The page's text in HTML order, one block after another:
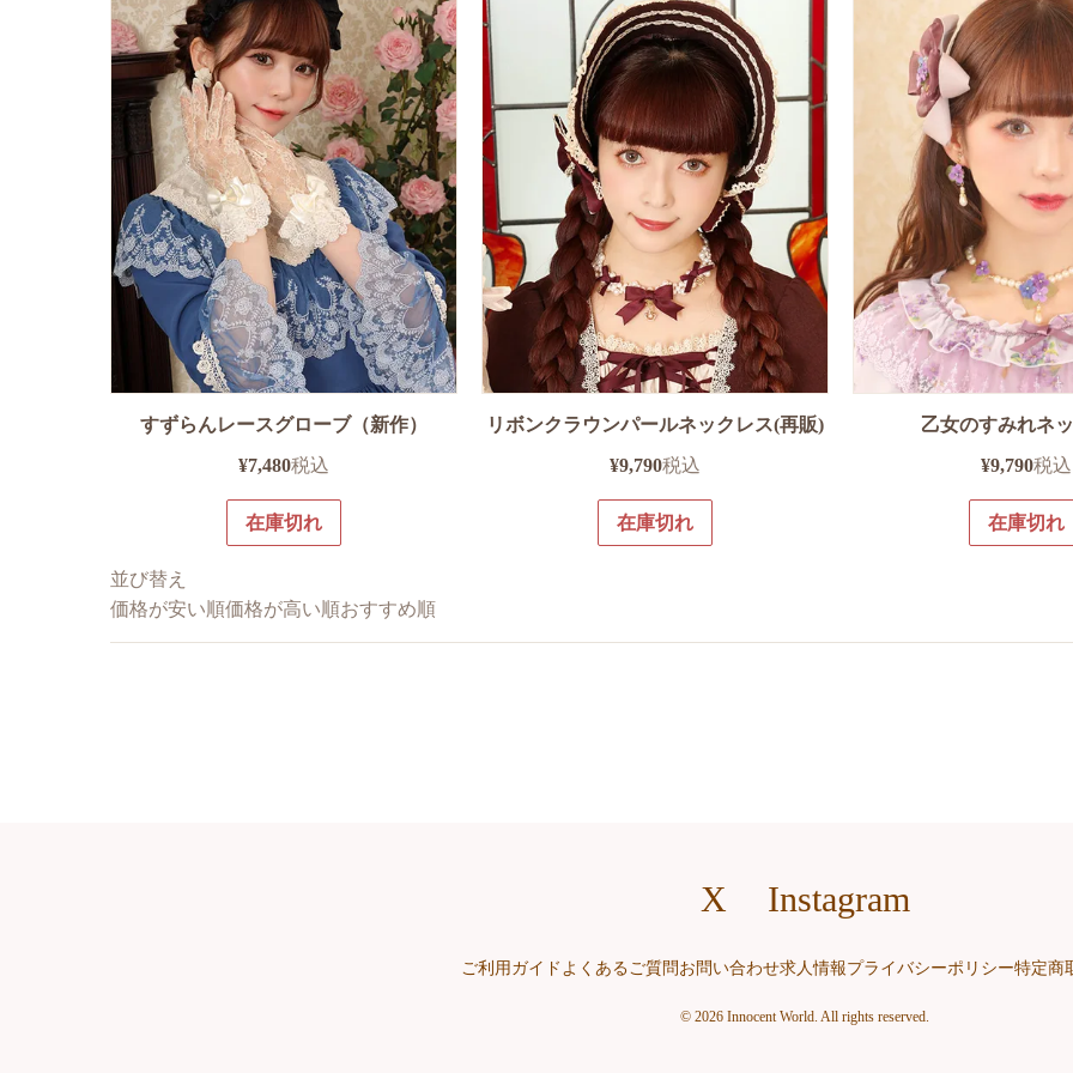
すずらんレースグローブ（新作）
¥7,480税込
在庫切れ
リボンクラウンパールネックレス(再販)
¥9,790税込
在庫切れ
乙女のすみれネ
¥9,790税込
在庫切れ
並び替え
価格が安い順価格が高い順おすすめ順
X Instagram
ご利用ガイド よくあるご質問 お問い合わせ求人情報プライバシーポリシー特定商
© 2026 Innocent World. All rights reserved.